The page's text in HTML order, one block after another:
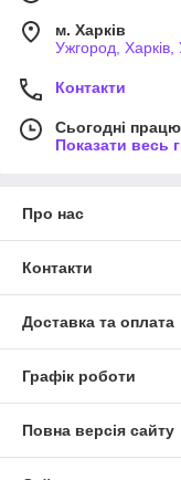
м. Харків
Ужгород, Харків,
Контакти
Сьогодні
Показати весь
Про нас
Контакти
Доставка та оплата
Графік роботи
Повна версія сайту